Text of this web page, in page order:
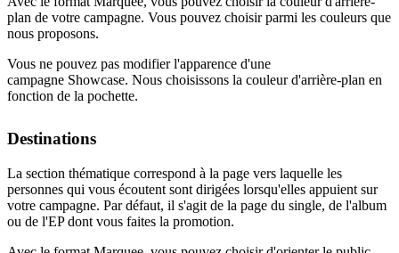
plan de votre campagne. Vous pouvez choisir parmi les couleurs que
nous proposons.
Vous ne pouvez pas modifier l'apparence d'une
campagne Showcase. Nous choisissons la couleur d'arrière-plan en
fonction de la pochette.
Destinations
La section thématique correspond à la page vers laquelle les
personnes qui vous écoutent sont dirigées lorsqu'elles appuient sur
votre campagne. Par défaut, il s'agit de la page du single, de l'album
ou de l'EP dont vous faites la promotion.